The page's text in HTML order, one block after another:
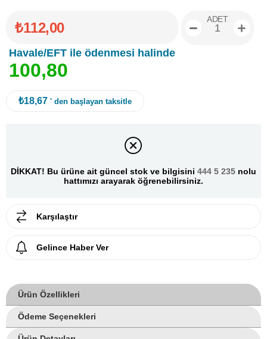
₺112,00
Havale/EFT ile ödenmesi halinde
100,80
ADET
₺18,67 ' den başlayan taksitle
DİKKAT! Bu ürüne ait güncel stok ve bilgisini 444 5 235 nolu
hattımızı arayarak öğrenebilirsiniz.
Karşılaştır
Gelince Haber Ver
Ürün Özellikleri
Ödeme Seçenekleri